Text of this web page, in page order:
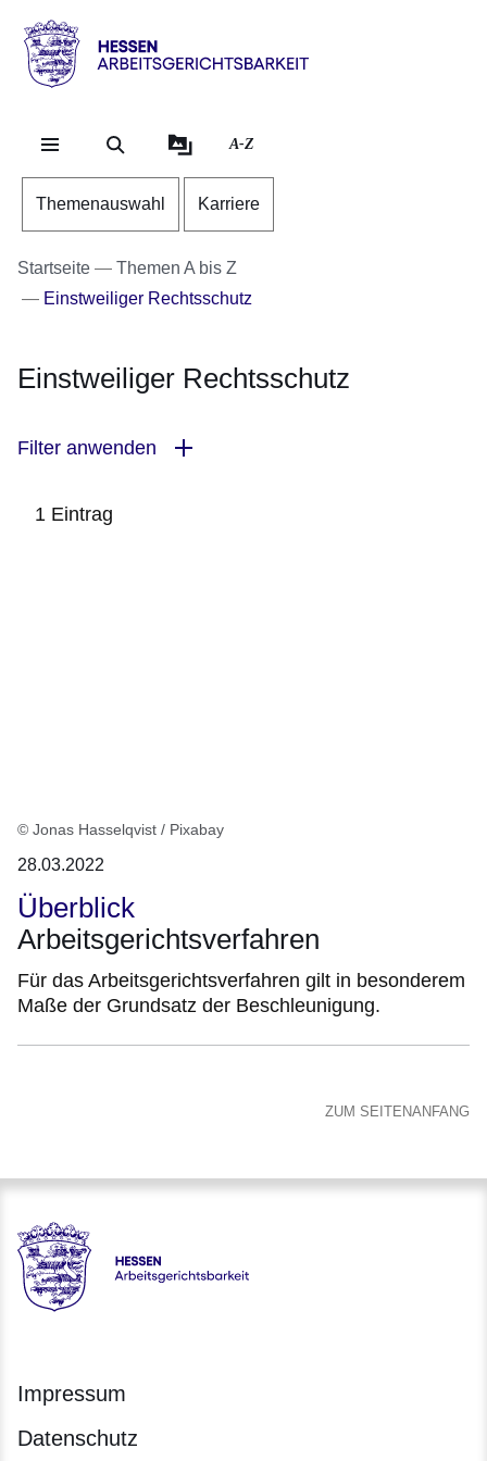
Direkt zum Kopf der
Direkt zum Inhalt
Direkt zum Fuß der
Hessen
ArbeitsgerichtsbarkeitA-Z
Themenauswahl Karriere
Startseite
Themen A bis Z
Einstweiliger Rechtsschutz
Einstweiliger Rechtsschutz
Filter anwenden
1 Eintrag
© Jonas Hasselqvist / Pixabay
28.03.2022
Überblick
Arbeitsgerichtsverfahren
Für das Arbeitsgerichtsverfahren gilt in besonderem
Maße der Grundsatz der Beschleunigung.
ZUM SEITENANFANG
Hessen - Arbeitsgerichtsbarkeit Hessen
Impressum
Datenschutz